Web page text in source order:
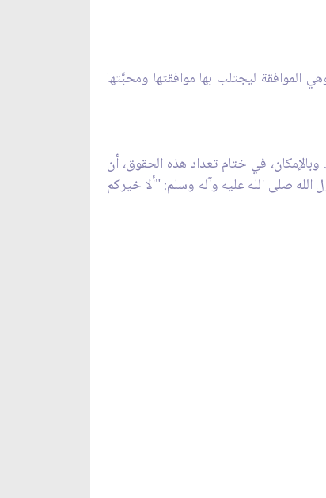
الموافقة ليجتلب بها موافقتها ومحبَّتها
عن النبيّ صلى الله عليه وآله وسلم: "قول الرجل للمرأة إنّي أحبّك لا يذهب من قلبها أبداً"[20]. وبالإمكان، في ختام تعداد هذه الحقوق، أن
صلى الله عليه وآله وسلم: "ألا خيركم